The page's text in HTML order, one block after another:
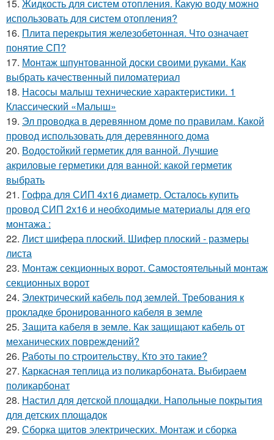
15. Жидкость для систем отопления. Какую воду можно
использовать для систем отопления?
16. Плита перекрытия железобетонная. Что означает
понятие СП?
17. Монтаж шпунтованной доски своими руками. Как
выбрать качественный пиломатериал
18. Насосы малыш технические характеристики. 1
Классический «Малыш»
19. Эл проводка в деревянном доме по правилам. Какой
провод использовать для деревянного дома
20. Водостойкий герметик для ванной. Лучшие
акриловые герметики для ванной: какой герметик
выбрать
21. Гофра для СИП 4х16 диаметр. Осталось купить
провод СИП 2х16 и необходимые материалы для его
монтажа :
22. Лист шифера плоский. Шифер плоский - размеры
листа
23. Монтаж секционных ворот. Самостоятельный монтаж
секционных ворот
24. Электрический кабель под землей. Требования к
прокладке бронированного кабеля в земле
25. Защита кабеля в земле. Как защищают кабель от
механических повреждений?
26. Работы по строительству. Кто это такие?
27. Каркасная теплица из поликарбоната. Выбираем
поликарбонат
28. Настил для детской площадки. Напольные покрытия
для детских площадок
29. Сборка щитов электрических. Монтаж и сборка